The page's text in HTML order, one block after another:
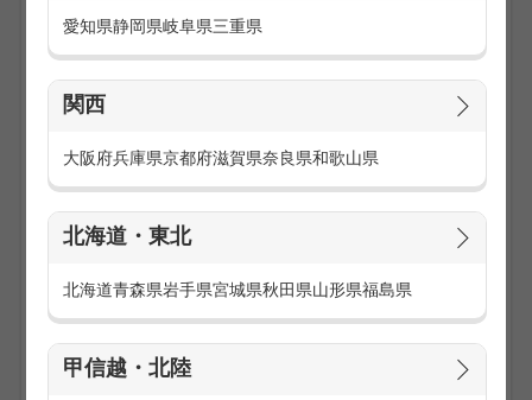
愛知県静岡県岐阜県三重県
関西
大阪府兵庫県京都府滋賀県奈良県和歌山県
北海道・東北
北海道青森県岩手県宮城県秋田県山形県福島県
甲信越・北陸
コールセンターの仕事は「インバウンド（受信）」と「アウ
トバウンド（発信）」に分けられます。
インバウンド（受信）の仕事内容は、お客様からかかってき
商品に関するお問い合わせや資料請求など受信した電話に対
応するテレフォンオペレーターやカスタマーサポート、商品
挙げられます。